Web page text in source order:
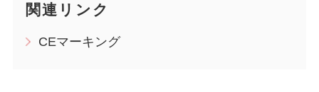
関連リンク
CEマーキング